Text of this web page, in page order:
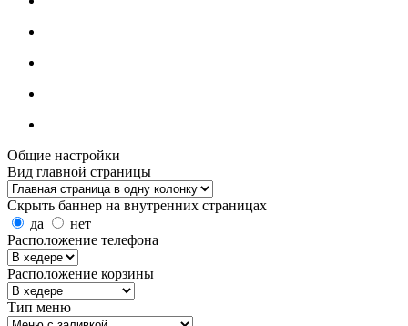
Общие настройки
Вид главной страницы
Скрыть баннер на внутренних страницах
да
нет
Расположение телефона
Расположение корзины
Тип меню